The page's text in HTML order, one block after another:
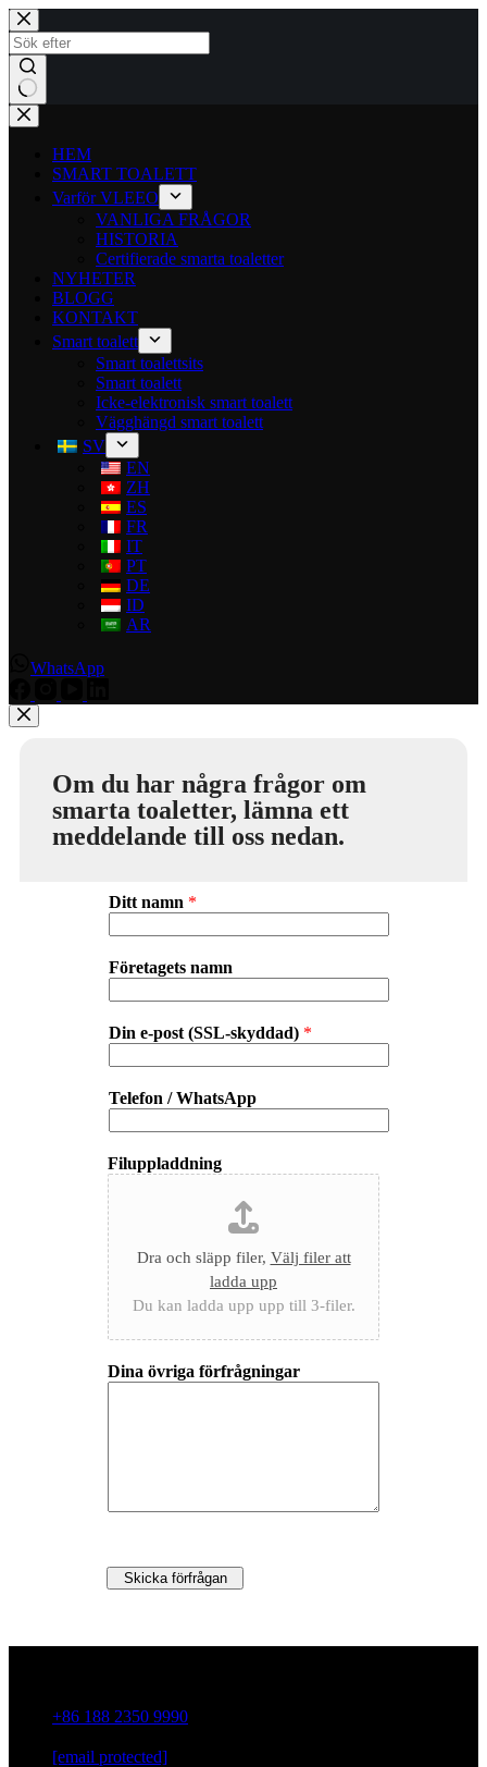
HEM
SMART TOALETT
Varför VLEEO
VANLIGA FRÅGOR
HISTORIA
Certifierade smarta toaletter
NYHETER
BLOGG
KONTAKT
Smart toalett
Smart toalettsits
Smart toalett
Icke-elektronisk smart toalett
Vägghängd smart toalett
SV
EN
ZH
ES
FR
IT
PT
DE
ID
AR
WhatsApp
Om du har några frågor om
smarta toaletter, lämna ett
meddelande till oss nedan.
Ditt namn *
Företagets namn
Din e-post (SSL-skyddad) *
Telefon / WhatsApp
Filuppladdning
Dra och släpp filer, Välj filer att
ladda upp
Du kan ladda upp upp till 3-filer.
Dina övriga förfrågningar
Skicka förfrågan
+86 188 2350 9990
[email protected]